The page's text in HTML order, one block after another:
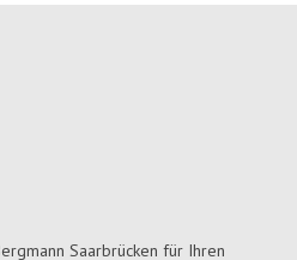
Saarbrücken für Ihren